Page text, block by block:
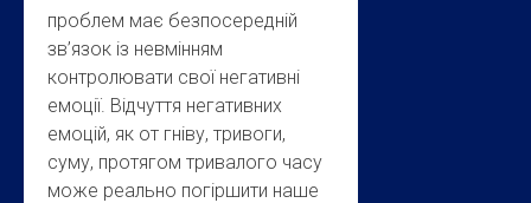
проблем має безпосередній
зв’язок із невмінням
контролювати свої негативні
емоції. Відчуття негативних
емоцій, як от гніву, тривоги,
суму, протягом тривалого часу
може реально погіршити наше